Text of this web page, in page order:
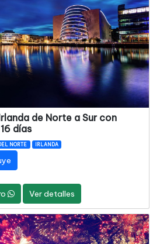
de Norte a Sur con
días
NORTE IRLANDA
Ver detalles